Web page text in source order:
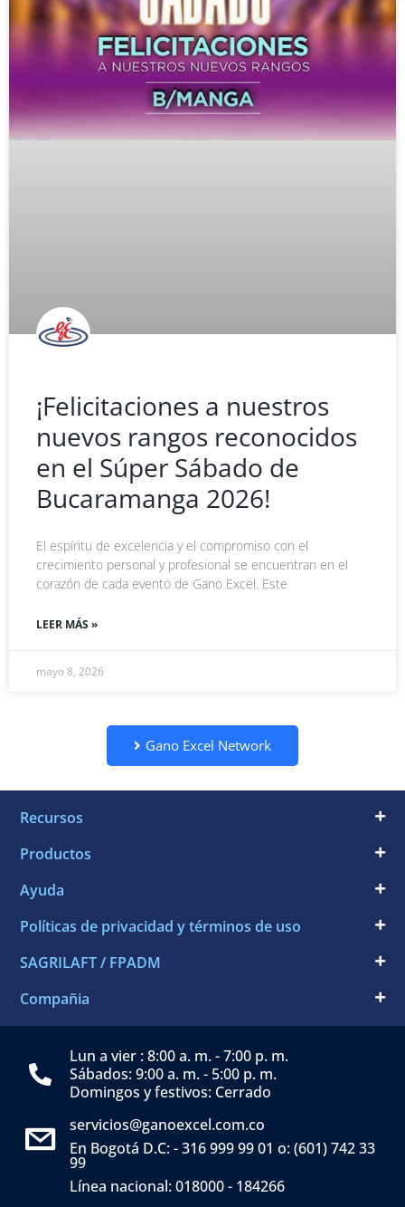
¡Felicitaciones a nuestros
nuevos rangos reconocidos
en el Súper Sábado de
Bucaramanga 2026!
El espíritu de excelencia y el compromiso con el
crecimiento personal y profesional se encuentran en el
corazón de cada evento de Gano Excel. Este
LEER MÁS »
mayo 8, 2026
Gano Excel Network
Recursos
Productos
Ayuda
Políticas de privacidad y términos de uso
SAGRILAFT / FPADM
Compañia
Lun a vier : 8:00 a. m. - 7:00 p. m.
Sábados: 9:00 a. m. - 5:00 p. m.
Domingos y festivos: Cerrado
servicios@ganoexcel.com.co
En Bogotá D.C: - 316 999 99 01 o: (601) 742 33
99
Línea nacional: 018000 - 184266